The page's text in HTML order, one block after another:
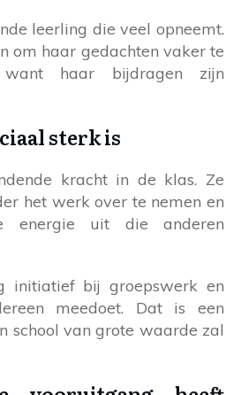
leerling die veel opneemt.
om haar gedachten vaker te
haar bijdragen zijn
sterk is
kracht in de klas. Ze
het werk over te nemen en
energie uit die anderen
initiatief bij groepswerk en
meedoet. Dat is een
school van grote waarde zal